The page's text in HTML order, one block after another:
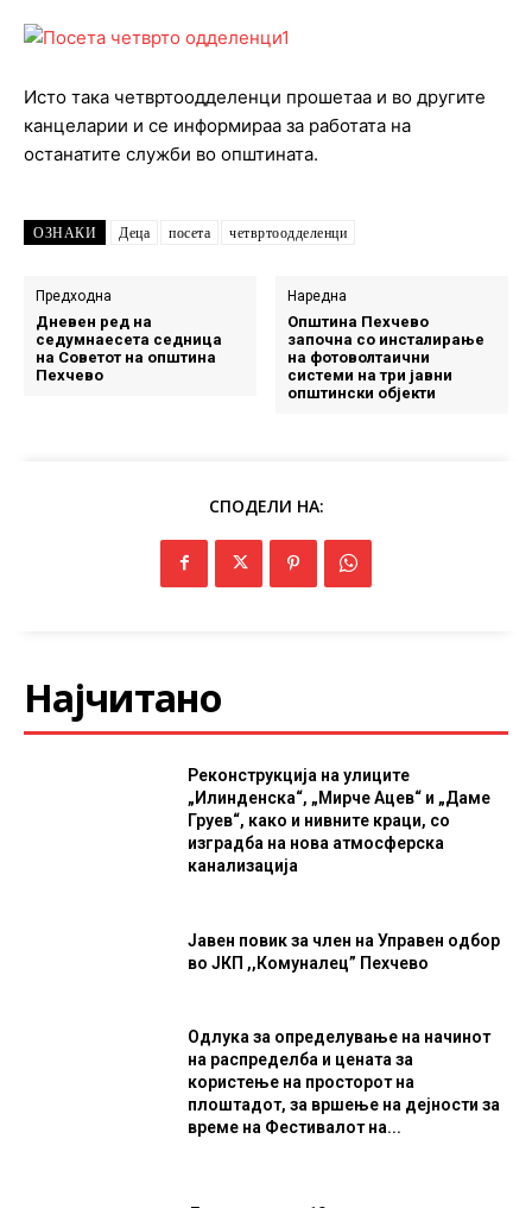
Исто така четвртоодделенци прошетаа и во другите
канцеларии и се информираа за работата на
останатите служби во општината.
ОЗНАКИ Деца посета четвртоодделенци
Предходна
Дневен ред на
седумнаесета седница
на Советот на општина
Пехчево
Наредна
Општина Пехчево
започна со инсталирање
на фотоволтаични
системи на три јавни
општински објекти
СПОДЕЛИ НА:
Најчитано
Реконструкција на улиците
„Илинденска“, „Мирче Ацев“ и „Даме
Груев“, како и нивните краци, со
изградба на нова атмосферска
канализација
Јавен повик за член на Управен одбор
во ЈКП ,,Комуналец” Пехчево
Одлука за определување на начинот
на распределба и цената за
користење на просторот на
плоштадот, за вршење на дејности за
време на Фестивалот на...